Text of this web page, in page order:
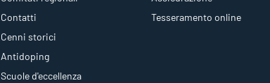
Contatti
Cenni storici
Antidoping
Scuole d'eccellenza
Tesseramento online